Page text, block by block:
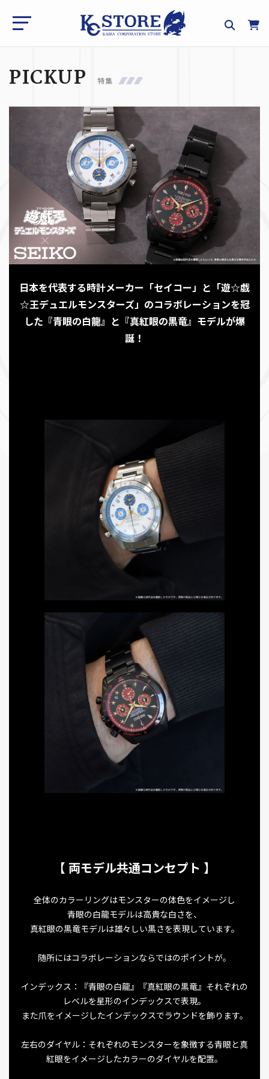
PICKUP 特集
日本を代表する時計メーカー「セイコー」と「遊☆戯
☆王デュエルモンスターズ」のコラボレーションを冠
した『青眼の白龍』と『真紅眼の黒竜』モデルが爆
誕！
【 両モデル共通コンセプト 】
全体のカラーリングはモンスターの体色をイメージし
青眼の白龍モデルは高貴な白さを、
真紅眼の黒竜モデルは雄々しい黒さを表現しています。
随所にはコラボレーションならではのポイントが。
インデックス：『青眼の白龍』『真紅眼の黒竜』それぞれの
レベルを星形のインデックスで表現。
また爪をイメージしたインデックスでラウンドを飾ります。
左右のダイヤル：それぞれのモンスターを象徴する青眼と真
紅眼をイメージしたカラーのダイヤルを配置。